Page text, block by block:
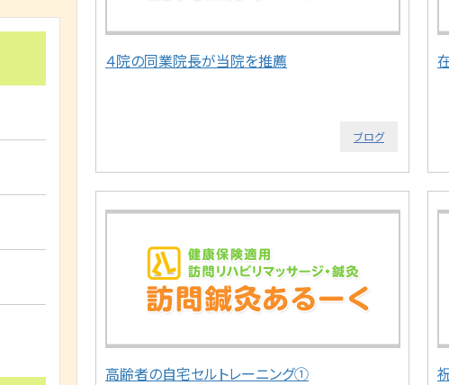
４院の同業院長が当院を推薦
ブログ
高齢者の自宅セルトレーニング①